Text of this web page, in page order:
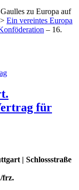
zu Europa auf
Ein vereintes Europa
– 16.
für
| Schlossstraße
frz.